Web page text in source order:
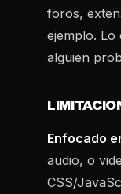
foros,
ejemplo. Lo
alguien
Enfocado
audio, o
CSS/